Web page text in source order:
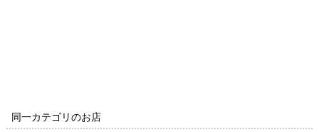
同一カテゴリのお店